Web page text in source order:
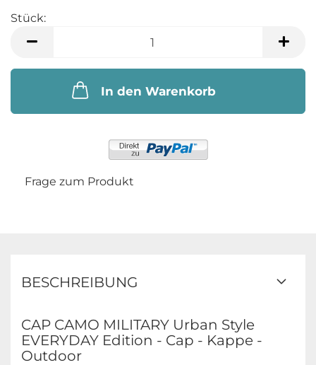
Stück:
In den Warenkorb
Frage zum Produkt
BESCHREIBUNG
CAP CAMO MILITARY Urban Style
EVERYDAY Edition - Cap - Kappe -
Outdoor